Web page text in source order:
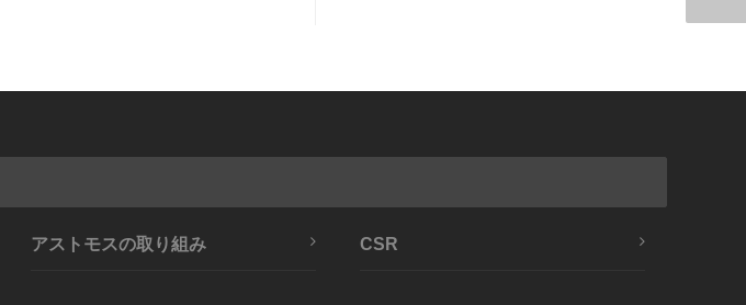
アストモスの取り組み CSR